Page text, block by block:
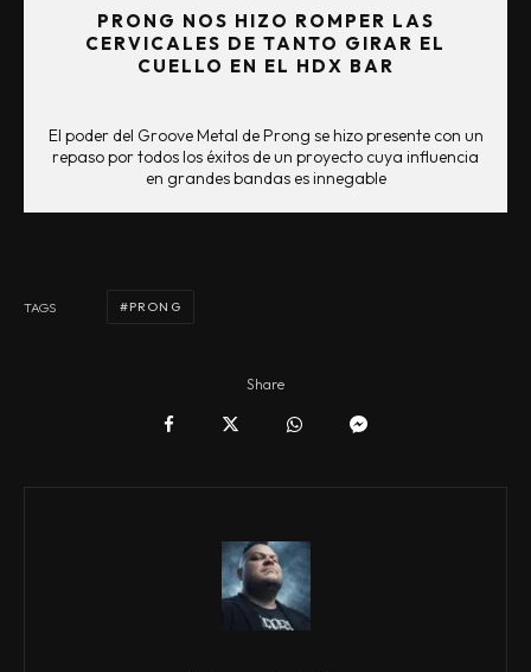
PRONG NOS HIZO ROMPER LAS
CERVICALES DE TANTO GIRAR EL
CUELLO EN EL HDX BAR
El poder del Groove Metal de Prong se hizo presente con un
repaso por todos los éxitos de un proyecto cuya influencia
en grandes bandas es innegable
TAGS PRONG
Share